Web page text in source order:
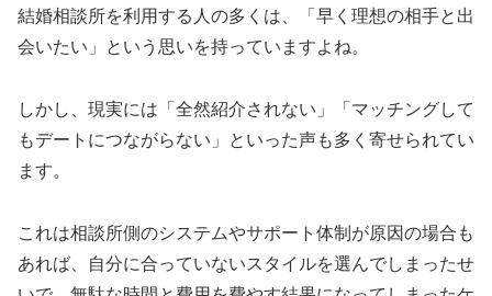
結婚相談所を利用する人の多くは、「早く理想の相手と出
会いたい」という思いを持っていますよね。
しかし、現実には「全然紹介されない」「マッチングして
もデートにつながらない」といった声も多く寄せられてい
ます。
これは相談所側のシステムやサポート体制が原因の場合も
あれば、自分に合っていないスタイルを選んでしまったせ